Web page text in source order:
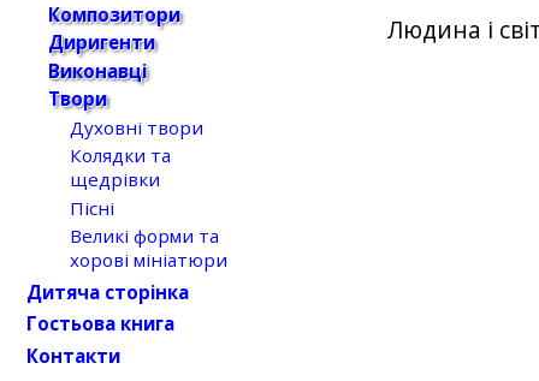
Людина і
Композитори
Диригенти
Виконавці
Твори
Духовні твори
Колядки та
щедрівки
Пісні
Великі форми та
хорові мініатюри
Дитяча сторінка
Гостьова книга
Контакти